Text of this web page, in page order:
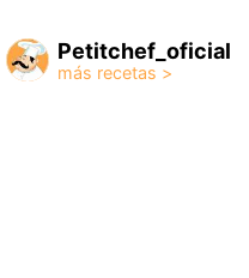
Petitchef_oficial